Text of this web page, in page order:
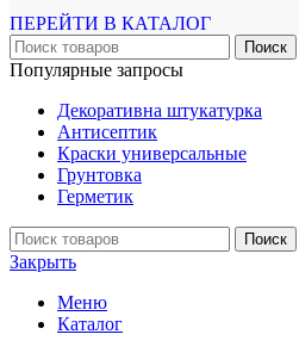
ПЕРЕЙТИ В КАТАЛОГ
Поиск
Популярные запросы
Декоративна штукатурка
Антисептик
Краски универсальные
Грунтовка
Герметик
Поиск
Закрыть
Меню
Каталог